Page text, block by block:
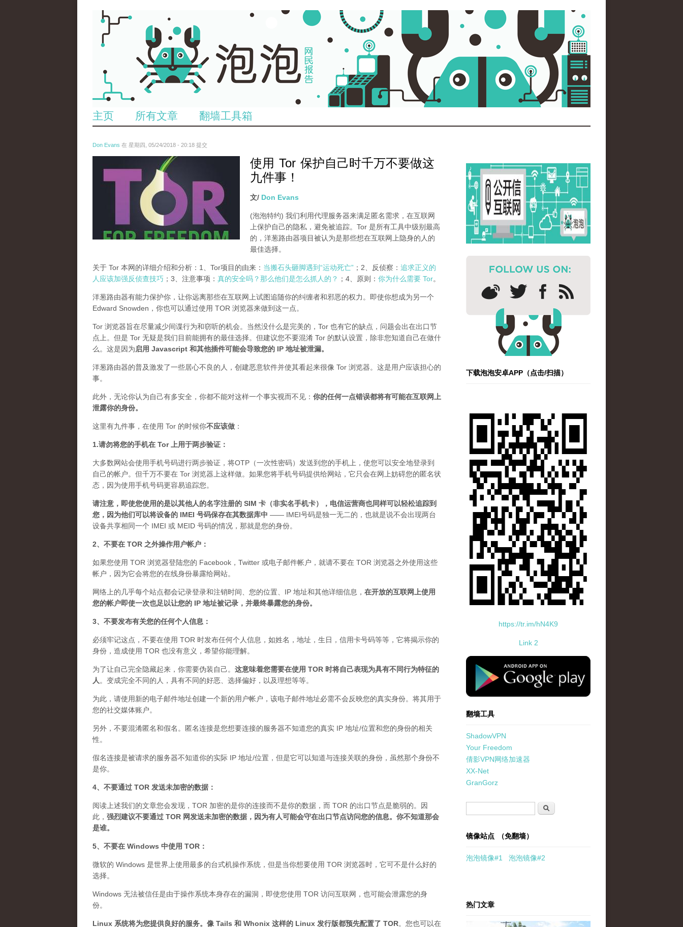
主页 所有文章 翻墙工具箱
Don Evans 在 星期四, 05/24/2018 - 20:18 提交
wechatimg1098.jpeg
使用 Tor 保护自己时千万不要做这
九件事！
文/ Don Evans
(泡泡特约) 我们利用代理服务器来满足匿名需求，在互联网
上保护自己的隐私，避免被追踪。Tor 是所有工具中级别最高
的，洋葱路由器项目被认为是那些想在互联网上隐身的人的
最佳选择。
关于 Tor 本网的详细介绍和分析：1、Tor项目的由来： 当搬石头砸脚遇到“运动死亡” ；2、反侦察： 追求正义的
人应该加强反侦查技巧 ；3、注意事项： 真的安全吗？那么他们是怎么抓人的？ ；4、原则： 你为什么需要 Tor。
洋葱路由器有能力保护你，让你远离那些在互联网上试图追随你的纠缠者和邪恶的权力。即使你想成为另一个
Edward Snowden，你也可以通过使用 TOR 浏览器来做到这一点。
Tor 浏览器旨在尽量减少间谍行为和窃听的机会。当然没什么是完美的，Tor 也有它的缺点，问题会出在出口节
点上。但是 Tor 无疑是我们目前能拥有的最佳选择。但建议您不要混淆 Tor 的默认设置，除非您知道自己在做什
么。这是因为启用 Javascript 和其他插件可能会导致您的 IP 地址被泄漏。
洋葱路由器的普及激发了一些居心不良的人，创建恶意软件并使其看起来很像 Tor 浏览器。这是用户应该担心的
事。
此外，无论你认为自己有多安全，你都不能对这样一个事实视而不见： 你的任何一点错误都将有可能在互联网上
泄露你的身份。
这里有九件事，在使用 Tor 的时候你不应该做 ：
1.请勿将您的手机在 Tor 上用于两步验证：
大多数网站会使用手机号码进行两步验证，将OTP（一次性密码）发送到您的手机上，使您可以安全地登录到
自己的帐户。但千万不要在 Tor 浏览器上这样做。如果您将手机号码提供给网站，它只会在网上妨碍您的匿名状
态，因为使用手机号码更容易追踪您。
请注意，即使您使用的是以其他人的名字注册的 SIM 卡（非实名手机卡），电信运营商也同样可以轻松追踪到
您，因为他们可以将设备的 IMEI 号码保存在其数据库中 —— IMEI号码是独一无二的，也就是说不会出现两台
设备共享相同一个 IMEI 或 MEID 号码的情况，那就是您的身份。
2、不要在 TOR 之外操作用户帐户：
如果您使用 TOR 浏览器登陆您的 Facebook，Twitter 或电子邮件帐户，就请不要在 TOR 浏览器之外使用这些
帐户，因为它会将您的在线身份暴露给网站。
网络上的几乎每个站点都会记录登录和注销时间、您的位置、IP 地址和其他详细信息， 在开放的互联网上使用
您的帐户即使一次也足以让您的 IP 地址被记录，并最终暴露您的身份。
3、不要发布有关您的任何个人信息：
必须牢记这点，不要在使用 TOR 时发布任何个人信息，如姓名，地址，生日，信用卡号码等等，它将揭示你的
身份，造成使用 TOR 也没有意义，希望你能理解。
为了让自己完全隐藏起来，你需要伪装自己。 这意味着您需要在使用 TOR 时将自己表现为具有不同行为特征的
人 。 变成完全不同的人，具有不同的好恶、选择偏好，以及理想等等。
为此，请使用新的电子邮件地址创建一个新的用户帐户，该电子邮件地址必需不会反映您的真实身份。将其用于
您的社交媒体账户。
另外，不要混淆匿名和假名。匿名连接是您想要连接的服务器不知道您的真实 IP 地址/位置和您的身份的相关
性。
假名连接是被请求的服务器不知道你的实际 IP 地址/位置，但是它可以知道与连接关联的身份，虽然那个身份不
是你。
4、不要通过 TOR 发送未加密的数据：
阅读上述我们的文章您会发现，TOR 加密的是你的连接而不是你的数据，而 TOR 的出口节点是脆弱的。因
此， 强烈建议不要通过 TOR 网发送未加密的数据，因为有人可能会守在出口节点访问您的信息。你不知道那会
是谁。
5、不要在 Windows 中使用 TOR：
微软的 Windows 是世界上使用最多的台式机操作系统，但是当你想要使用 TOR 浏览器时，它可不是什么好的
选择。
Windows 无法被信任是由于操作系统本身存在的漏洞，即使您使用 TOR 访问互联网，也可能会泄露您的身
份。
Linux 系统将为您提供良好的服务。像 Tails 和 Whonix 这样的 Linux 发行版都预先配置了 TOR。您也可以在
下载泡泡安卓APP（点击/扫描）
https://tr.im/hN4K9
Link 2
standard-icon-googleplay-app-store.png
翻墙工具
ShadowVPN
Your Freedom
倩影VPN网络加速器
XX-Net
GranGorz
搜索
镜像站点 （免翻墙）
泡泡镜像#1 泡泡镜像#2
热门文章